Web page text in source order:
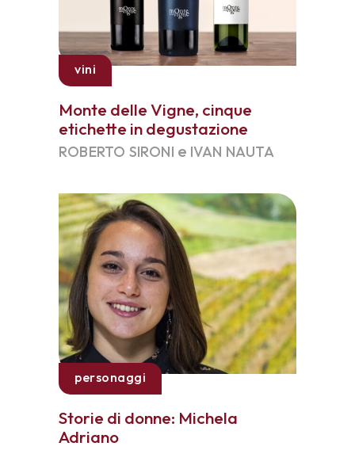
vini
Monte delle Vigne, cinque
etichette in degustazione
ROBERTO SIRONI e IVAN NAUTA
personaggi
Storie di donne: Michela
Adriano